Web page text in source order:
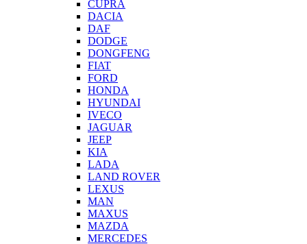
CUPRA
DACIA
DAF
DODGE
DONGFENG
FIAT
FORD
HONDA
HYUNDAI
IVECO
JAGUAR
JEEP
KIA
LADA
LAND ROVER
LEXUS
MAN
MAXUS
MAZDA
MERCEDES